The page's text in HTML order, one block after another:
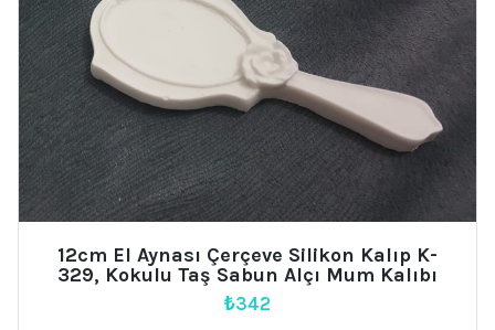
12cm El Aynası Çerçeve Silikon Kalıp K-
329, Kokulu Taş Sabun Alçı Mum Kalıbı
₺342